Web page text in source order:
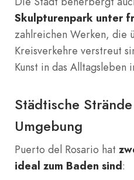
Skulpturenpark unter
zahlreichen Werken, die
Kreisverkehre verstreut
Kunst in das Alltagsleben
Städtische
Umgebung
Puerto del Rosario hat
ideal zum Baden sind: